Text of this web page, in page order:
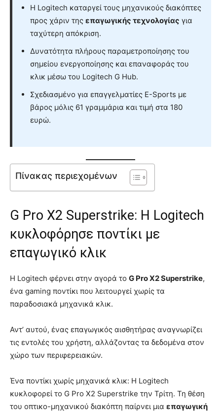
Η Logitech καταργεί τους μηχανικούς διακόπτες
προς χάριν της επαγωγικής τεχνολογίας για
ταχύτερη απόκριση.
Δυνατότητα πλήρους παραμετροποίησης του
σημείου ενεργοποίησης και επαναφοράς του
κλικ μέσω του Logitech G Hub.
Σχεδιασμένο για επαγγελματίες E-Sports με
βάρος μόλις 61 γραμμάρια και τιμή στα 180
ευρώ.
Πίνακας περιεχομένων
G Pro X2 Superstrike: Η Logitech
κυκλοφόρησε ποντίκι με
επαγωγικό κλικ
Η Logitech φέρνει στην αγορά το G Pro X2 Superstrike,
ένα gaming ποντίκι που λειτουργεί χωρίς τα
παραδοσιακά μηχανικά κλικ.
Αντ’ αυτού, ένας επαγωγικός αισθητήρας αναγνωρίζει
τις εντολές του χρήστη, αλλάζοντας τα δεδομένα στον
χώρο των περιφερειακών.
Ένα ποντίκι χωρίς μηχανικά κλικ: Η Logitech
κυκλοφορεί το G Pro X2 Superstrike την Τρίτη. Τη θέση
του οπτικο-μηχανικού διακόπτη παίρνει μια επαγωγική